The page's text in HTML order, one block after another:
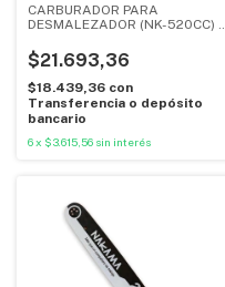
CARBURADOR PARA
DESMALEZADOR (NK-520CC) -
$21.693,36
$18.439,36 con
Transferencia o depósito
bancario
6x $3.615,56 sin interés